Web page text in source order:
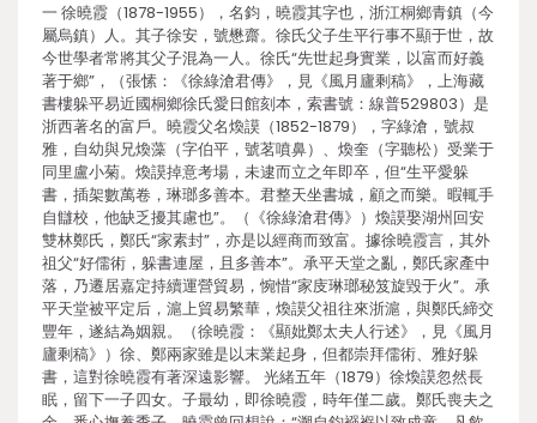
一 徐曉霞（1878-1955），名鈞，曉霞其字也，浙江桐鄉青鎮（今
屬烏鎮）人。其子徐安，號懋齋。徐氏父子生平行事不顯于世，故
今世學者常將其父子混為一人。徐氏“先世起身實業，以富而好義
著于鄉”，（張愫：《徐綠滄君傳》，見《風月廬剩稿》，上海藏
書樓躲平易近國桐鄉徐氏愛日館刻本，索書號：線普529803）是
浙西著名的富戶。曉霞父名煥謨（1852-1879），字綠滄，號叔
雅，自幼與兄煥藻（字伯平，號茗噴鼻）、煥奎（字聽松）受業于
同里盧小菊。煥謨掉意考場，未逮而立之年即卒，但“生平愛躲
書，插架數萬卷，琳瑯多善本。君整天坐書城，顧之而樂。暇輒手
自讎校，他缺乏擾其慮也”。（《徐綠滄君傳》）煥謨娶湖州回安
雙林鄭氏，鄭氏“家素封”，亦是以經商而致富。據徐曉霞言，其外
祖父“好儒術，躲書連屋，且多善本”。承平天堂之亂，鄭氏家產中
落，乃遷居嘉定持續運營貿易，惋惜“家庋琳瑯秘笈旋毀于火”。承
平天堂被平定后，滬上貿易繁華，煥謨父祖往來浙滬，與鄭氏締交
豐年，遂結為姻親。（徐曉霞：《顯妣鄭太夫人行述》，見《風月
廬剩稿》）徐、鄭兩家雖是以末業起身，但都崇拜儒術、雅好躲
書，這對徐曉霞有著深遠影響。 光緒五年（1879）徐煥謨忽然長
眠，留下一子四女。子最幼，即徐曉霞，時年僅二歲。鄭氏喪夫之